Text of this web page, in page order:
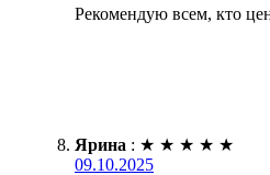
Рекомендую всем, кто
Ярина : ★ ★ ★ ★ ★
09.10.2025